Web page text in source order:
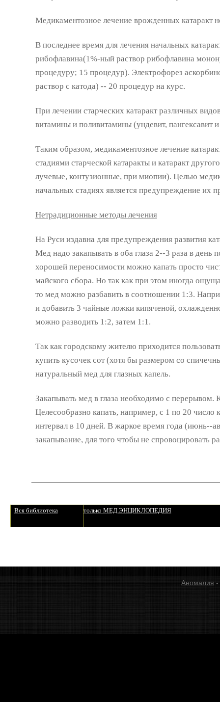
Медикаментозное лечение врожденных катаракт
В последнее время для лечения начальных
рибофлавина(1%-ный раствор рибофлавина
процедуру; 15 процедур). Электрофорез
раствор с катода) -- 20 процедур на курс.
При лечении старческих катаракт различных
витамины и поливитамины (ундевит, пангексавит
Таким образом, медикаментозное лечение
стадиями старческой катаракты и катаракт
лучевые, контузионные, при миопии). Целью
начальных стадиях является предупреждение их
Нетрадиционные методы лечения
На Руси издавна для предупреждения развития
Мед надо закапывать в оба глаза 2--3 раза в день
хорошей переносимости можно капать просто
майского сбора. Но так как при этом иногда
то мед можно разбавить в соотношении 1:3.
и добавить 3 чайные ложки кипяченой,
можно разводить 1:2, затем 1:1.
Так как городскому жителю приходится
купить кусочек сот (хотя бы размером со
натуральный мед для глазных капель.
Закапывать мед в глаза необходимо с
Целесообразно капать, например, с 1 по 20 число
интервал в 10 дней. В жаркое время года (июнь--
закапывание, для того чтобы не спровоцировать
Вся библиотека только МЕД.ЭНЦИКЛОПЕДИЯ
Аномалия -